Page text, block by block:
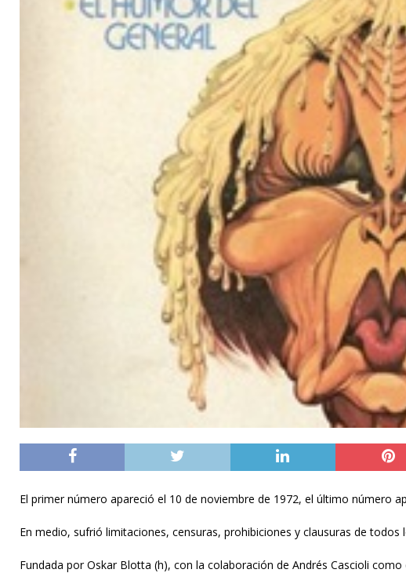
El primer número apareció el 10 de noviembre de 1972, el último número
En medio, sufrió limitaciones, censuras, prohibiciones y clausuras de todos
Fundada por Oskar Blotta (h), con la colaboración de Andrés Cascioli